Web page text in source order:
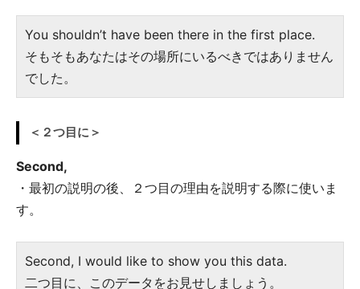
You shouldn’t have been there in the first place.
そもそもあなたはその場所にいるべきではありません
でした。
＜２つ目に＞
Second,
・最初の説明の後、２つ目の理由を説明する際に使いま
す。
Second, I would like to show you this data.
二つ目に、このデータをお見せしましょう。